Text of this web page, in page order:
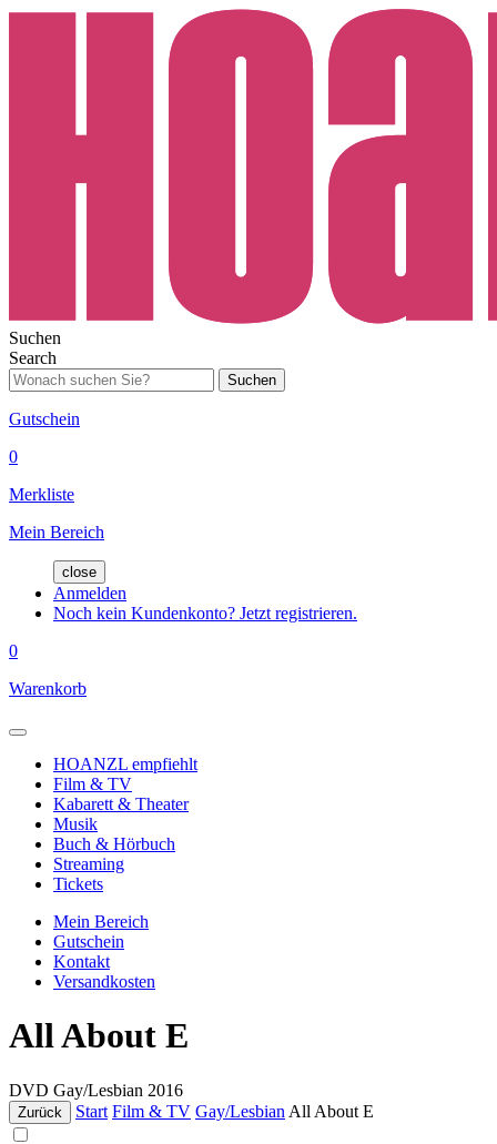
Suchen
Search
Suchen
Gutschein
0
Merkliste
Mein Bereich
close
Anmelden
Noch kein Kundenkonto? Jetzt registrieren.
0
Warenkorb
HOANZL empfiehlt
Film & TV
Kabarett & Theater
Musik
Buch & Hörbuch
Streaming
Tickets
Mein Bereich
Gutschein
Kontakt
Versandkosten
All About E
DVD Gay/Lesbian 2016
Zurück Start Film & TV Gay/Lesbian All About E